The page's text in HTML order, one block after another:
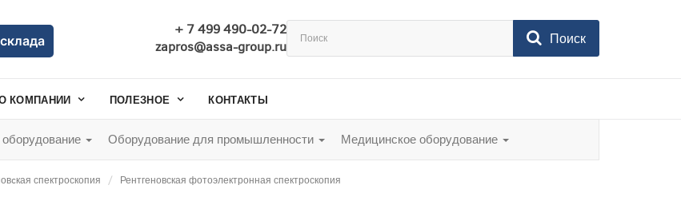
+ 7 499 490-02-72
zapros@assa-group.ru
Поиск
КОМПАНИИ ПОЛЕЗНОЕ КОНТАКТЫ
Оборудование для промышленности Медицинское оборудование
спектроскопия
Рентгеновская фотоэлектронная спектроскопия